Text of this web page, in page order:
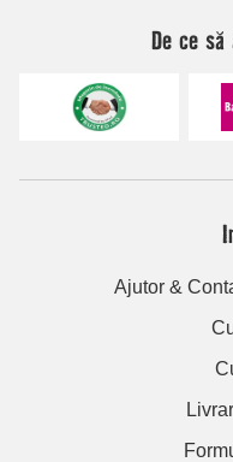
De ce să
Ajutor &